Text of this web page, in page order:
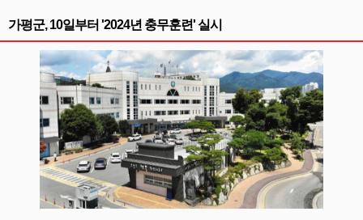
가평군, 10일부터 '2024년 충무훈련' 실시